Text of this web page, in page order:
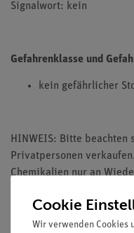
Signalwort: kein
Gefahrenklasse und
kein gefährlicher
HINWEIS: Bitte
Privatpersonen
Chemikalien nur an
Lehranstalten ab.
Cookie
Wir verwenden Cookies